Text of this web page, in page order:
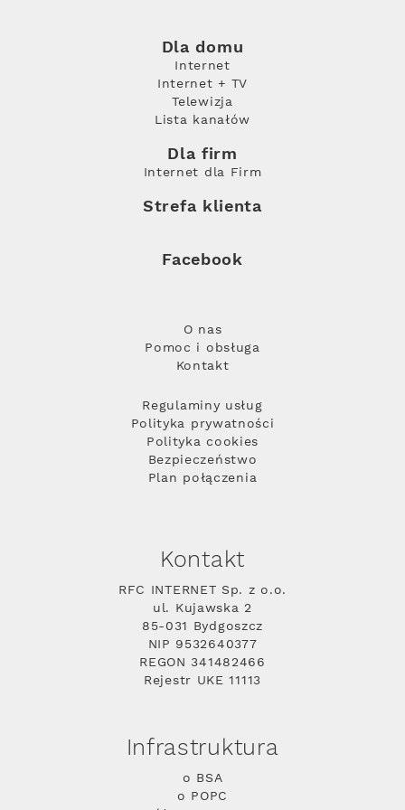
Dla domu
Internet
Internet + TV
Telewizja
Lista kanałów
Dla firm
Internet dla Firm
Strefa klienta
Facebook
O nas
Pomoc i obsługa
Kontakt
Regulaminy usług
Polityka prywatności
Polityka cookies
Bezpieczeństwo
Plan połączenia
Kontakt
RFC INTERNET Sp. z o.o.
ul. Kujawska 2
85-031 Bydgoszcz
NIP 9532640377
REGON 341482466
Rejestr UKE 11113
Infrastruktura
o BSA
o POPC